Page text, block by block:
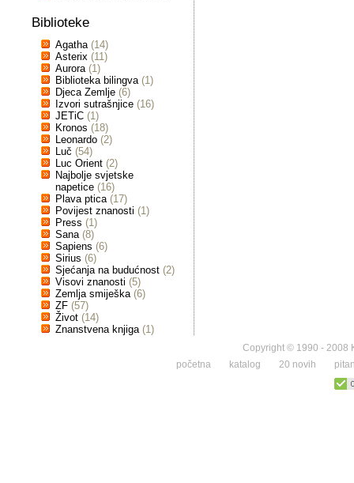
Biblioteke
Agatha (14)
Asterix (11)
Aurora (1)
Biblioteka bilingva (1)
Djeca Zemlje (6)
Izvori sutrašnjice (16)
JETiC (1)
Kronos (18)
Leonardo (2)
Luč (54)
Luc Orient (2)
Najbolje svjetske
napetice (16)
Plava ptica (17)
Povijest znanosti (1)
Press (1)
Sana (8)
Sapiens (6)
Sirius (6)
Sjećanja na budućnost (2)
Visovi znanosti (5)
Zemlja smiješka (6)
ZF (57)
Život (14)
Znanstvena knjiga (1)
Copyright © 1990 - 2008
početna
katalog 20 novih